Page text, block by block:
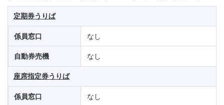
定期券うりば
係員窓口 なし
自動券売機 なし
座席指定券うりば
係員窓口 なし